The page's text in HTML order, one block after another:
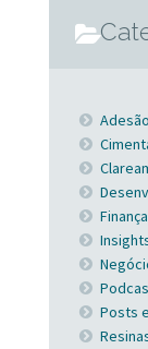
Adesão
Posts